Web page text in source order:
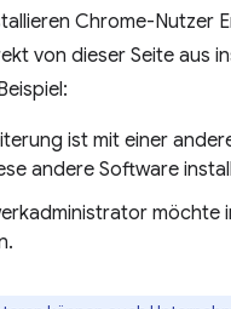
Chrome-Nutzer
von dieser Seite aus
ist mit einer
andere Software
möchte